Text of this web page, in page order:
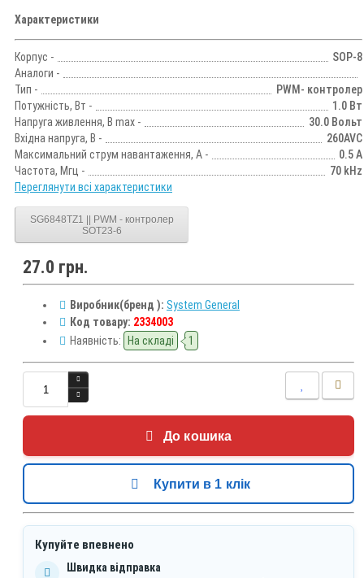
Характеристики
Корпус -
SOP-8
Аналоги -
Тип -
PWM- контролер
Потужність, Вт -
1.0 Вт
Напруга живлення, В max -
30.0 Вольт
Вхідна напруга, В -
260AVC
Максимальний струм навантаження, А -
0.5 А
Частота, Мгц -
70 kHz
Переглянути всі характеристики
SG6848TZ1 || PWM - контролер
SOT23-6
27.0 грн.
Виробник(бренд ): System General
Код товару: 2334003
Наявність:
На складі 1
До кошика
Купити в 1 клік
Купуйте впевнено
Швидка відправка